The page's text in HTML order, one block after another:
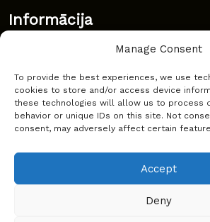
Manage Consent
To provide the best experiences, we use
cookies to store and/or access device
these technologies will allow us to process
behavior or unique IDs on this site. Not
consent, may adversely affect certain
Accept
Deny
Informācija
Bieži uzdoti jautājumi
Kur pirkt?
Sīkdatņu politika